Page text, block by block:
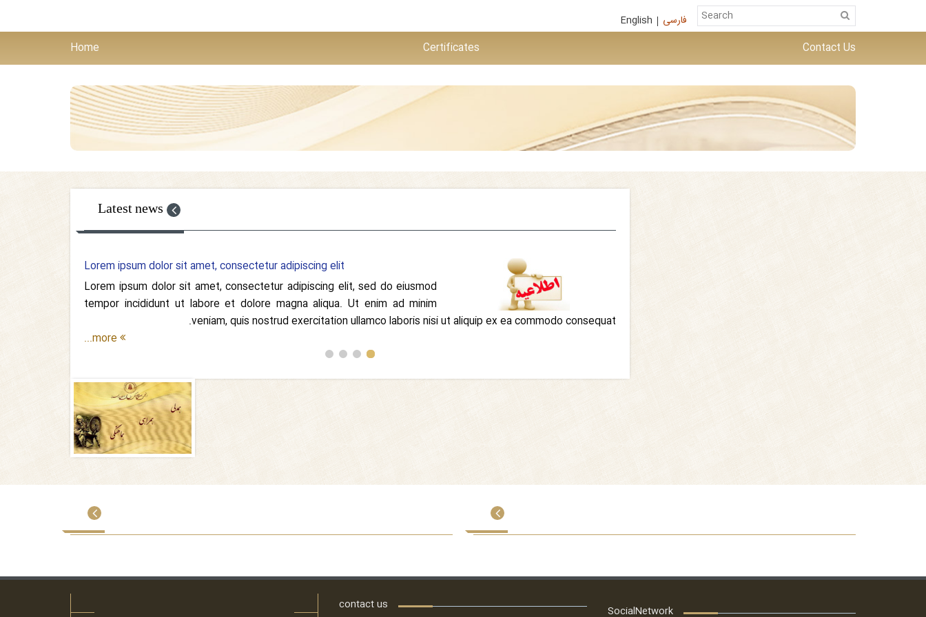
English فارسی
Home Certificates Contact Us
Latest news
Lorem ipsum dolor sit amet, consectetur adipiscing elit
Lorem ipsum dolor sit amet, consectetur adipiscing elit, sed do eiusmod
tempor incididunt ut labore et dolore magna aliqua. Ut enim ad minim
veniam, quis nostrud exercitation ullamco laboris nisi ut aliquip ex ea commodo consequat.
more...
contact us SocialNetwork